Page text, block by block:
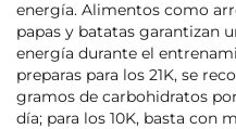
energía. Alimentos como
papas y batatas garantizan
energía durante el
preparas para los 21K, se
gramos de carbohidratos
día; para los 10K, basta con